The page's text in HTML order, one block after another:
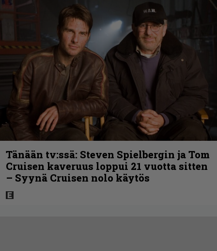
Tänään tv:ssä: Steven Spielbergin ja Tom
Cruisen kaveruus loppui 21 vuotta sitten
– Syynä Cruisen nolo käytös